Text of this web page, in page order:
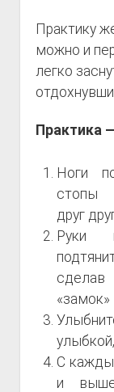
Практику
можно и
легко
Практика
Ноги
стопы
друг
Руки
«замок»
С
и